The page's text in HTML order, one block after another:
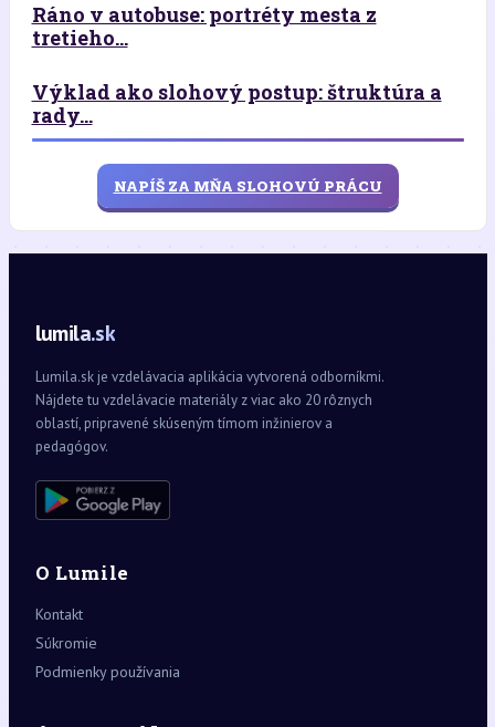
Ráno v autobuse: portréty mesta z
tretieho...
Výklad ako slohový postup: štruktúra a
rady...
NAPÍŠ ZA MŇA SLOHOVÚ PRÁCU
lumila.sk
Lumila.sk je vzdelávacia aplikácia vytvorená odborníkmi.
Nájdete tu vzdelávacie materiály z viac ako 20 rôznych
oblastí, pripravené skúseným tímom inžinierov a
pedagógov.
O Lumile
Kontakt
Súkromie
Podmienky používania